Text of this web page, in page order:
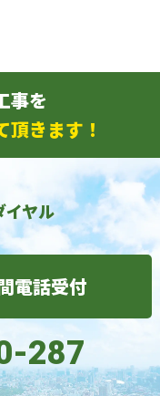
事を
きます！
イヤル
電話受付
287